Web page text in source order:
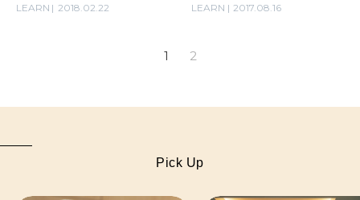
LEARN 2018.02.22 LEARN 2017.08.16
1 2
Pick Up